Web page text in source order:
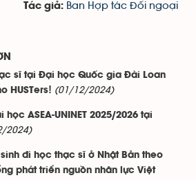
Tác giả: Ban Hợp tác Đối ngoại
sĩ tại Đại học Quốc gia Đài Loan
HUSTers! (01/12/2024)
ASEA-UNINET 2025/2026 tại
2024)
đi học thạc sĩ ở Nhật Bản theo
phát triển nguồn nhân lực Việt